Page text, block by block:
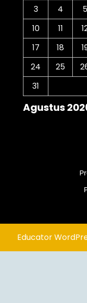
Agustus
3
4 5
10
11
17
18
24
25
31
Educator